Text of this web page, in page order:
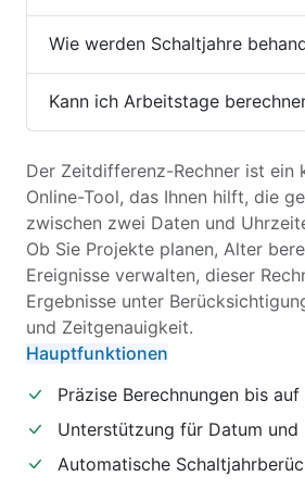
Wie werden Schaltjahre
Kann ich Arbeitstage
Der Zeitdifferenz-Rechner ist ein
Online-Tool, das Ihnen hilft, die
zwischen zwei Daten und
Ob Sie Projekte planen, Alter
Ereignisse verwalten, dieser
Ergebnisse unter
und Zeitgenauigkeit.
Hauptfunktionen
Präzise Berechnungen bis auf
Unterstützung für Datum und
Automatische